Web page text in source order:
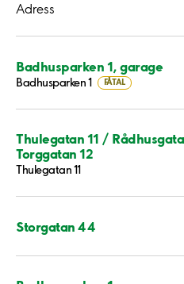
Adress
Badhusparken 1, garage
Badhusparken 1 FÅTAL
Thulegatan 11 /
Torggatan 12
Thulegatan 11
Storgatan 44